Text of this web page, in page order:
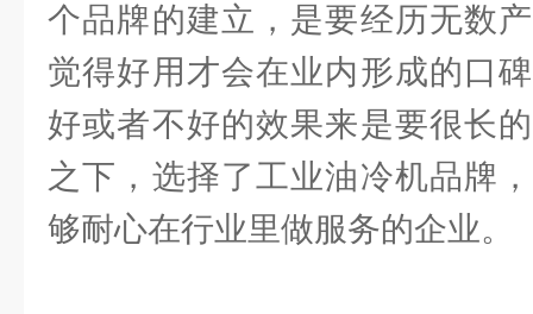
个品牌的建立，是要经历无数
觉得好用才会在业内形成的口
好或者不好的效果来是要很长
之下，选择了工业油冷机品牌
够耐心在行业里做服务的企业。